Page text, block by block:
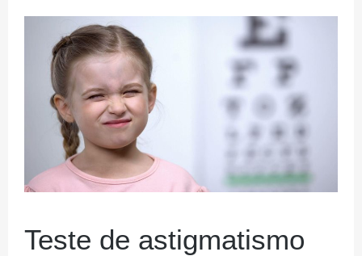
Teste de astigmatismo